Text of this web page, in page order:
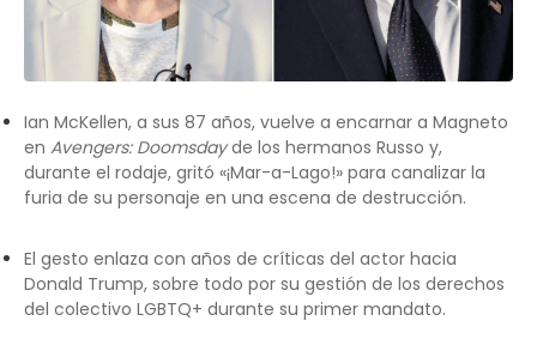
Ian McKellen, a sus 87 años, vuelve a encarnar a Magneto
en Avengers: Doomsdayde los hermanos Russo y,
durante el rodaje, gritó «¡Mar-a-Lago!» para canalizar la
furia de su personaje en una escena de destrucción.
El gesto enlaza con años de críticas del actor hacia
Donald Trump, sobre todo por su gestión de los derechos
del colectivo LGBTQ+ durante su primer mandato.